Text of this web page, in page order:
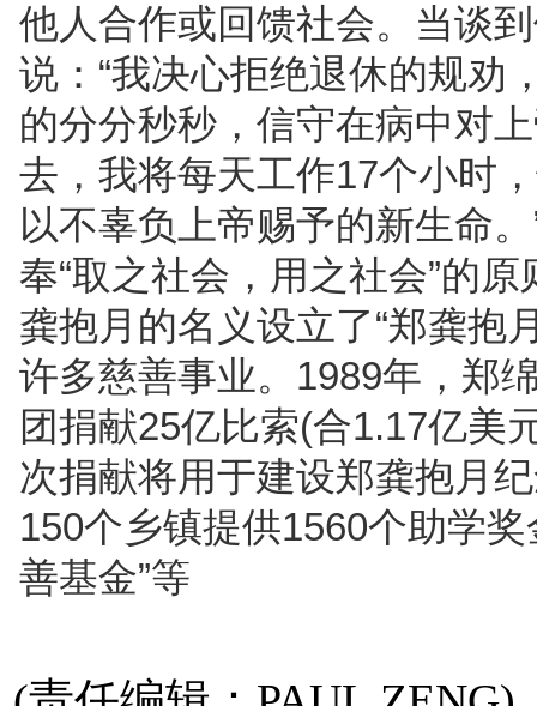
他人合作或回馈社会。当谈
说：“我决心拒绝退休的规劝
的分分秒秒，信守在病中对
去，我将每天工作17个小时
以不辜负上帝赐予的新生命
奉“取之社会，用之社会”的
龚抱月的名义设立了“郑龚抱
许多慈善事业。1989年，郑
团捐献25亿比索(合1.17亿美
次捐献将用于建设郑龚抱月
150个乡镇提供1560个助学
善基金”等